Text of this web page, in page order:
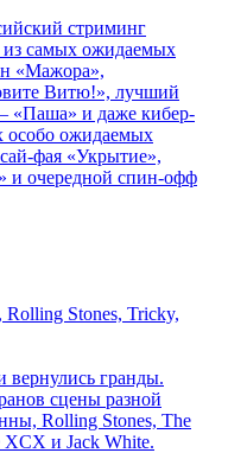
стриминг
из самых ожидаемых
«Мажора»,
Витю!», лучший
«Паша» и даже кибер-
особо ожидаемых
фая «Укрытие»,
и очередной спин-офф
Stones, Tricky,
гранды.
сцены разной
Rolling Stones, The
XCX и Jack White.